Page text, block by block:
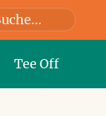
Tee Off